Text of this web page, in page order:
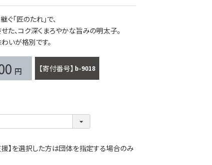
「匠の​たれ」で、​
た、​コク深く​まろやかな​旨みの​明太子。​
いが​格別です。
商品番号 b-9018
援】を選択した方は団体を指定する場合のみ